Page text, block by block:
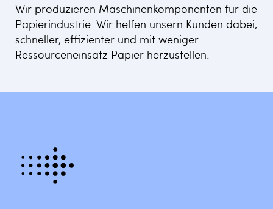
Wir produzieren Maschinenkomponenten für die
Papierindustrie. Wir helfen unsern Kunden dabei,
schneller, effizienter und mit weniger
Ressourceneinsatz Papier herzustellen.